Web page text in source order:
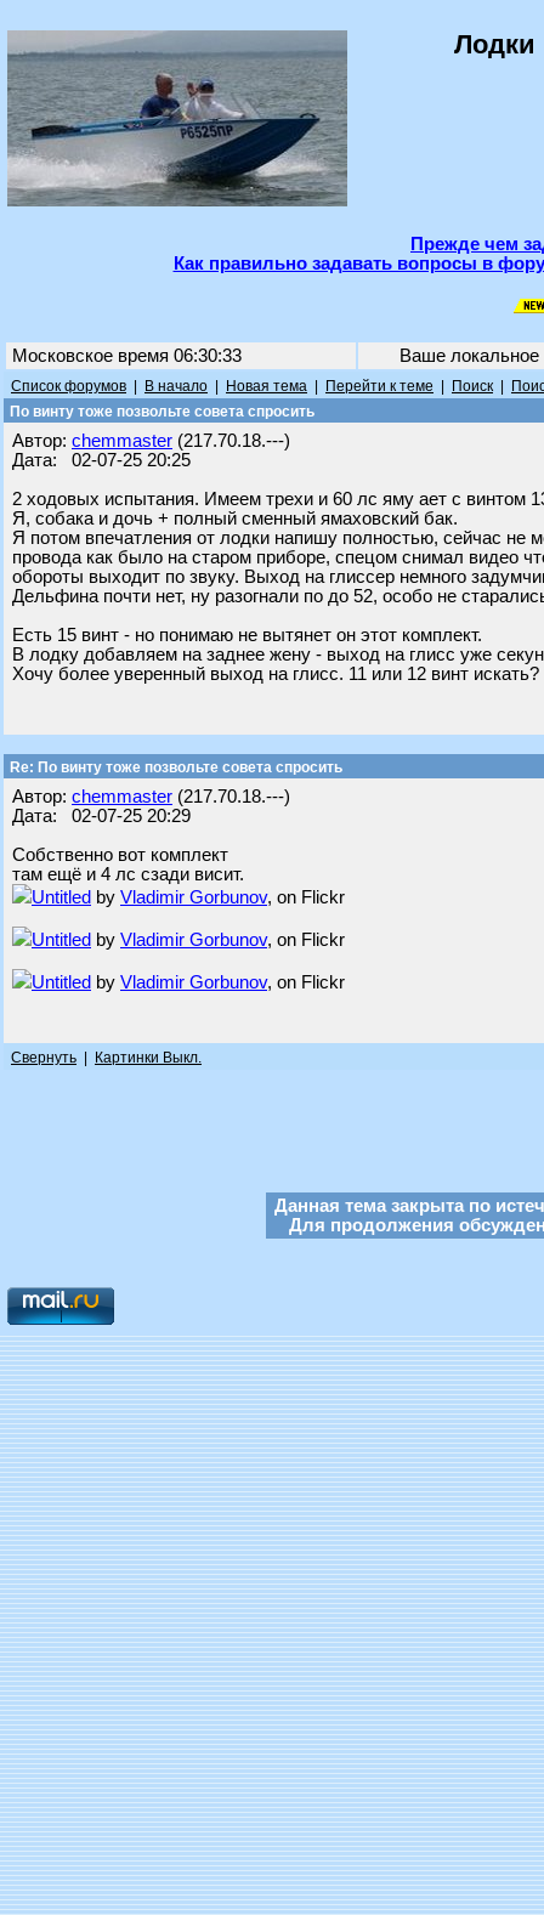
Лодки
Прежде чем
Как правильно задавать вопросы в
Московское время 06:30:33 Ваше
Список форумов В начало Новая тема Перейти к теме Поиск
По винту тоже позвольте совета спросить
Автор: chemmaster (217.70.18.---)
Дата: 02-07-25 20:25
2 ходовых испытания. Имеем трехи и 60 лс яму ает с винтом
Я, собака и дочь + полный сменный ямаховский бак.
Я потом впечатления от лодки напишу полностью, сейчас не
провода как было на старом приборе, спецом снимал видео
обороты выходит по звуку. Выход на глиссер немного
Дельфина почти нет, ну разогнали по до 52, особо не
Есть 15 винт - но понимаю не вытянет он этот комплект.
В лодку добавляем на заднее жену - выход на глисс уже
Хочу более уверенный выход на глисс. 11 или 12 винт
Re: По винту тоже позвольте совета спросить
Автор: chemmaster (217.70.18.---)
Дата: 02-07-25 20:29
Собственно вот комплект
там ещё и 4 лс сзади висит.
Untitled by Vladimir Gorbunov, on Flickr
Untitled by Vladimir Gorbunov, on Flickr
Untitled by Vladimir Gorbunov, on Flickr
Свернуть Картинки Выкл.
Данная тема закрыта по
Для продолжения